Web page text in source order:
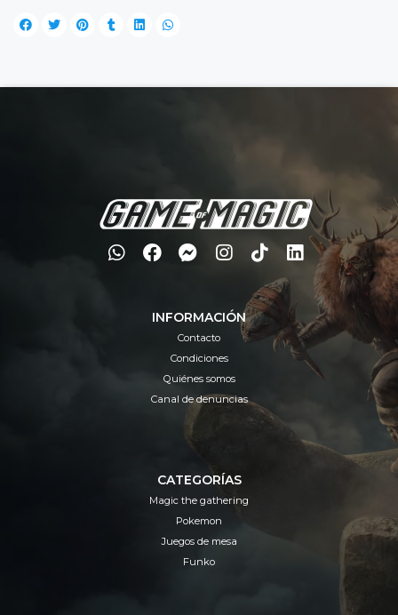
INFORMACIÓN
Contacto
Condiciones
Quiénes somos
Canal de denuncias
CATEGORÍAS
Magic the gathering
Pokemon
Juegos de mesa
Funko